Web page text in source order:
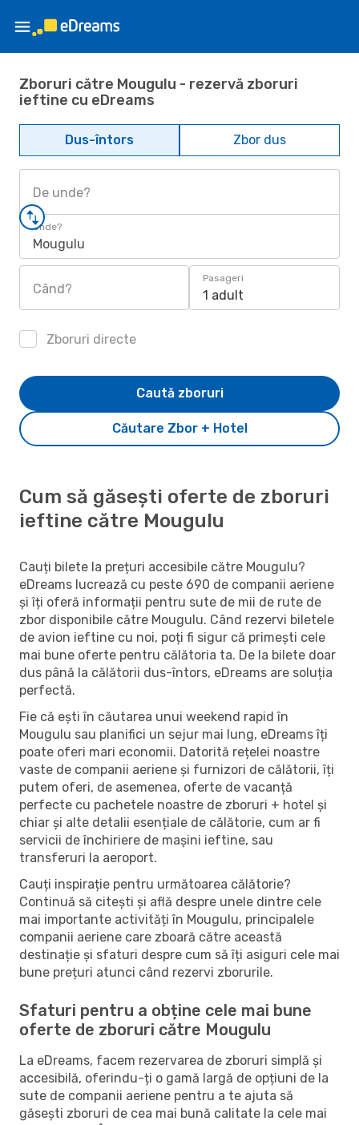
Zboruri către Mougulu - rezervă zboruri
ieftine cu eDreams
Dus-întors Zbor dus
De unde?
Unde?
Mougulu
Când?
Pasageri
1 adult
Zboruri directe
Căutare Zbor + Hotel
Caută zboruri
Cum să găsești oferte de zboruri
ieftine către Mougulu
Cauți bilete la prețuri accesibile către Mougulu?
eDreams lucrează cu peste 690 de companii aeriene
și îți oferă informații pentru sute de mii de rute de
zbor disponibile către Mougulu. Când rezervi biletele
de avion ieftine cu noi, poți fi sigur că primești cele
mai bune oferte pentru călătoria ta. De la bilete doar
dus până la călătorii dus-întors, eDreams are soluția
perfectă.
Fie că ești în căutarea unui weekend rapid în
Mougulu sau planifici un sejur mai lung, eDreams îți
poate oferi mari economii. Datorită rețelei noastre
vaste de companii aeriene și furnizori de călătorii, îți
putem oferi, de asemenea, oferte de vacanță
perfecte cu pachetele noastre de zboruri + hotel și
chiar și alte detalii esențiale de călătorie, cum ar fi
servicii de închiriere de mașini ieftine, sau
transferuri la aeroport.
Cauți inspirație pentru următoarea călătorie?
Continuă să citești și află despre unele dintre cele
mai importante activități în Mougulu, principalele
companii aeriene care zboară către această
destinație și sfaturi despre cum să îți asiguri cele mai
bune prețuri atunci când rezervi zborurile.
Sfaturi pentru a obține cele mai bune
oferte de zboruri către Mougulu
La eDreams, facem rezervarea de zboruri simplă și
accesibilă, oferindu-ți o gamă largă de opțiuni de la
sute de companii aeriene pentru a te ajuta să
găsești zboruri de cea mai bună calitate la cele mai